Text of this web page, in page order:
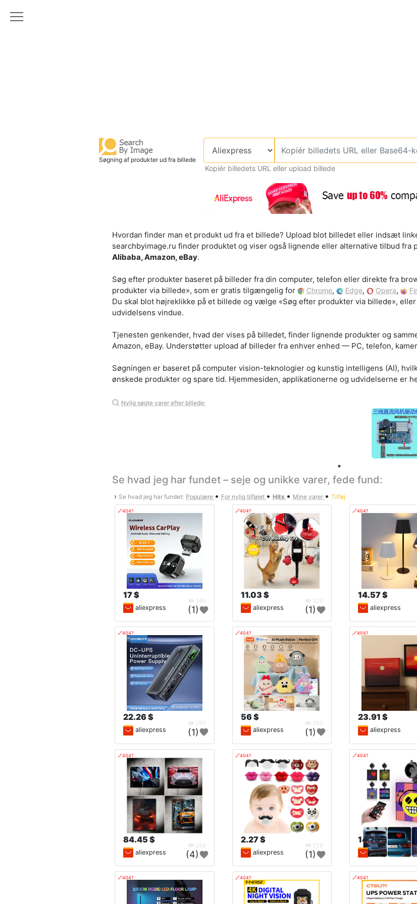
Søgning af produkter ud fra billede
Kopiér billedets URL eller upload billede
Hvordan finder man et produkt ud fra et billede? Upload blot billedet eller indsæt
searchbyimage.ru finder produktet og viser også lignende eller alternative tilbud fra
Alibaba, Amazon, eBay.
Søg efter produkter baseret på billeder fra din computer, telefon eller direkte fra
produkter via billede», som er gratis tilgængelig for
Chrome, Edge, Opera,
Du skal blot højreklikke på et billede og vælge «Søg efter produkter via billede»,
udvidelsens vindue.
Tjenesten genkender, hvad der vises på billedet, finder lignende produkter og
Amazon, eBay. Understøtter upload af billeder fra enhver enhed — PC, telefon,
Søgningen er baseret på computer vision-teknologier og kunstig intelligens (AI),
ønskede produkter og spare tid. Hjemmesiden, applikationerne og udvidelserne er
Nylig søgte varer efter billede:
Se hvad jeg har fundet – seje og unikke varer, fede fund:
› Se hvad jeg har fundet: Populære • For nylig tilføjet • Hits • Mine varer • Tilføj
🔗404?
17 $
349
aliexpress (1)
🔗404?
11.03 $
326
aliexpress (1)
🔗404?
14.57 $
aliexpress
🔗404?
22.26 $
295
aliexpress (1)
🔗404?
56 $
282
aliexpress (1)
🔗404?
23.91 $
aliexpress
🔗404?
84.45 $
268
aliexpress (4)
🔗404?
2.27 $
259
aliexpress (1)
🔗404?
14.73 $
aliexpress
🔗404? 🔗404? 🔗404?